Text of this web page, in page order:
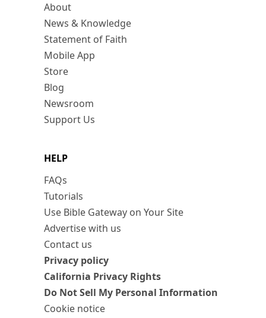
About
News & Knowledge
Statement of Faith
Mobile App
Store
Blog
Newsroom
Support Us
HELP
FAQs
Tutorials
Use Bible Gateway on Your Site
Advertise with us
Contact us
Privacy policy
California Privacy Rights
Do Not Sell My Personal Information
Cookie notice